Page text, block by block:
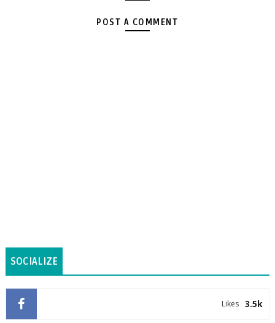
POST A COMMENT
SOCIALIZE
3.5k
Likes